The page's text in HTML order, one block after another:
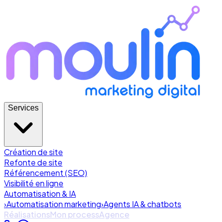
Services
Création de site
Refonte de site
Référencement (SEO)
Visibilité en ligne
Automatisation & IA
›Automatisation marketing›Agents IA & chatbots
RéalisationsMon processAgence